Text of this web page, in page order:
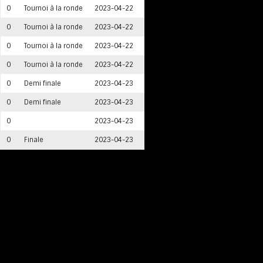
0 Tournoi à la ronde 2023-04-22
0 Tournoi à la ronde 2023-04-22
0 Tournoi à la ronde 2023-04-22
0 Tournoi à la ronde 2023-04-22
0 Demi finale 2023-04-23
0 Demi finale 2023-04-23
0 2023-04-23
0 Finale 2023-04-23